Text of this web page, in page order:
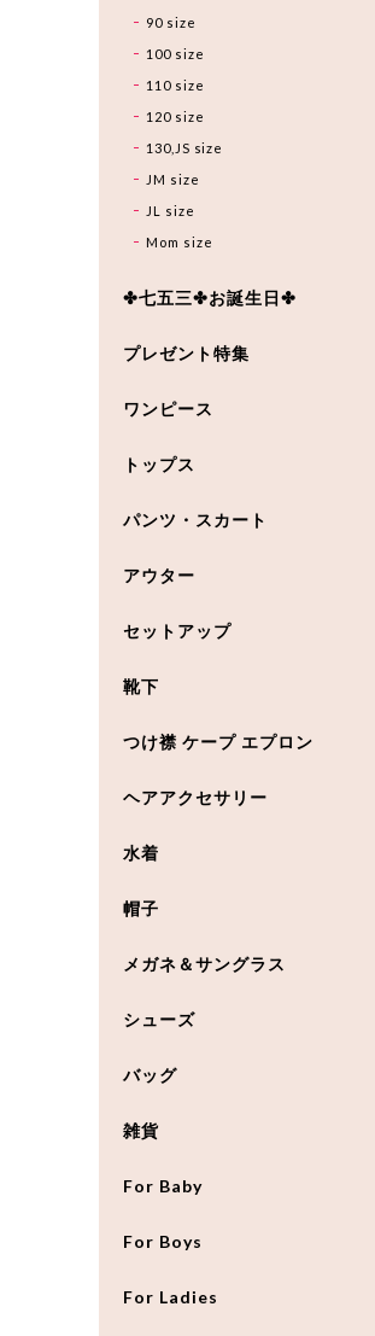
90 size
100 size
110 size
120 size
130,JS size
JM size
JL size
Mom size
✤七五三✤お誕生日✤
プレゼント特集
ワンピース
トップス
パンツ・スカート
アウター
セットアップ
靴下
つけ襟 ケープ エプロン
ヘアアクセサリー
水着
帽子
メガネ＆サングラス
シューズ
バッグ
雑貨
For Baby
For Boys
For Ladies